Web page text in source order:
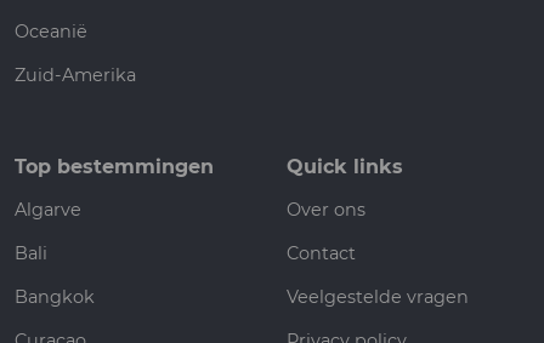
Oceanië
Zuid-Amerika
Top bestemmingen
Algarve
Bali
Bangkok
Quick links
Over ons
Contact
Veelgestelde vragen